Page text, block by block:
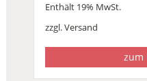
Enthält 19% MwSt.
zzgl.Versand
zum